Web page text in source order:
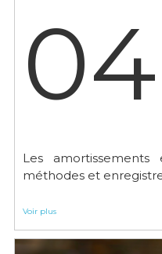
Les
méthodes et
Voir plus